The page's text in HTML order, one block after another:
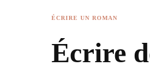
ÉCRIRE UN ROMAN
Écrire